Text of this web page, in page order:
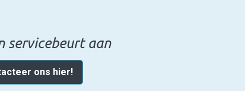
servicebeurt aan
ons hier!